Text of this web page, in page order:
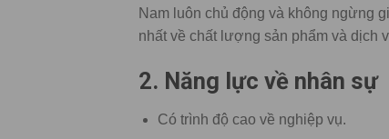
Nam luôn chủ động và không ngừng
nhất về chất lượng sản phẩm và dịch
2. Năng lực về nhân sự
Có trình độ cao về nghiệp vụ.